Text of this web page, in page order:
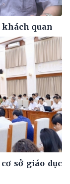
khách quan
sở giáo dục